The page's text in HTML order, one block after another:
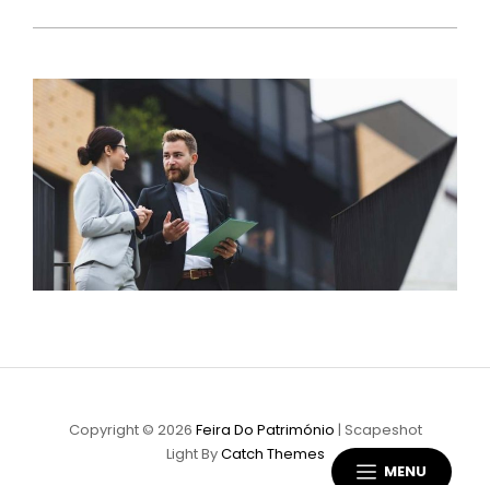
MENU
Copyright © 2026 Feira Do Património | Scapeshot
Light ByCatch Themes